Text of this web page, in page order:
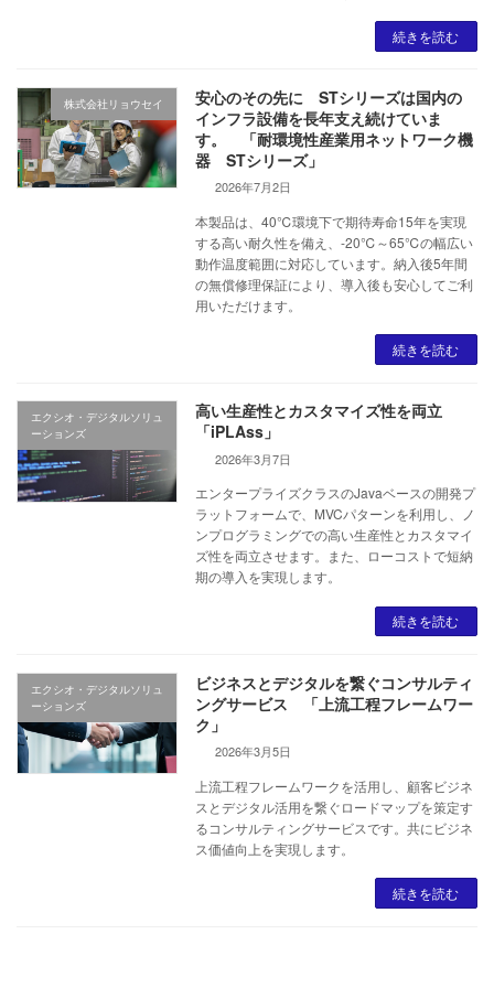
続きを読む
株式会社リョウセイ
安心のその先に STシリーズは国内の
インフラ設備を長年支え続けていま
す。 「耐環境性産業用ネットワーク機
器 STシリーズ」
2026年7月2日
本製品は、40℃環境下で期待寿命15年を実現
する高い耐久性を備え、-20℃～65℃の幅広い
動作温度範囲に対応しています。納入後5年間
の無償修理保証により、導入後も安心してご利
用いただけます。
続きを読む
エクシオ・デジタルソリュ
ーションズ
高い生産性とカスタマイズ性を両立
「iPLAss」
2026年3月7日
エンタープライズクラスのJavaベースの開発プ
ラットフォームで、MVCパターンを利用し、ノ
ンプログラミングでの高い生産性とカスタマイ
ズ性を両立させます。また、ローコストで短納
期の導入を実現します。
続きを読む
エクシオ・デジタルソリュ
ーションズ
ビジネスとデジタルを繋ぐコンサルティ
ングサービス 「上流工程フレームワー
ク」
2026年3月5日
上流工程フレームワークを活用し、顧客ビジネ
スとデジタル活用を繋ぐロードマップを策定す
るコンサルティングサービスです。共にビジネ
ス価値向上を実現します。
続きを読む